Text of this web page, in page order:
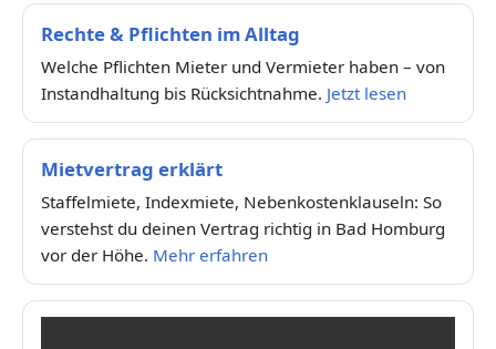
Rechte & Pflichten im Alltag
Welche Pflichten Mieter und Vermieter haben – von
Instandhaltung bis Rücksichtnahme. Jetzt lesen
Mietvertrag erklärt
Staffelmiete, Indexmiete, Nebenkostenklauseln: So
verstehst du deinen Vertrag richtig in Bad Homburg
vor der Höhe. Mehr erfahren